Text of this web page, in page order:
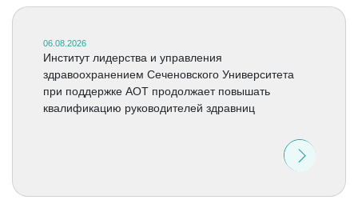
06.08.2026
Институт лидерства и управления
здравоохранением Сеченовского Университета
при поддержке АОТ продолжает повышать
квалификацию руководителей здравниц